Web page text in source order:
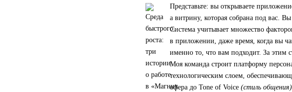
Представьте: вы открываете
а витрину, которая собрана под вас.
Система учитывает множество
в приложении, даже время, когда вы
именно то, что вам подходит. За этим
Моя команда строит платформу
технологическим слоем,
офера до Tone of Voice (стиль общения)